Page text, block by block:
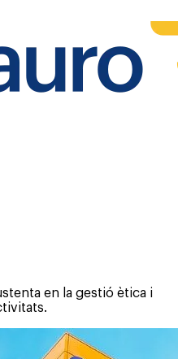
en la gestió ètica i